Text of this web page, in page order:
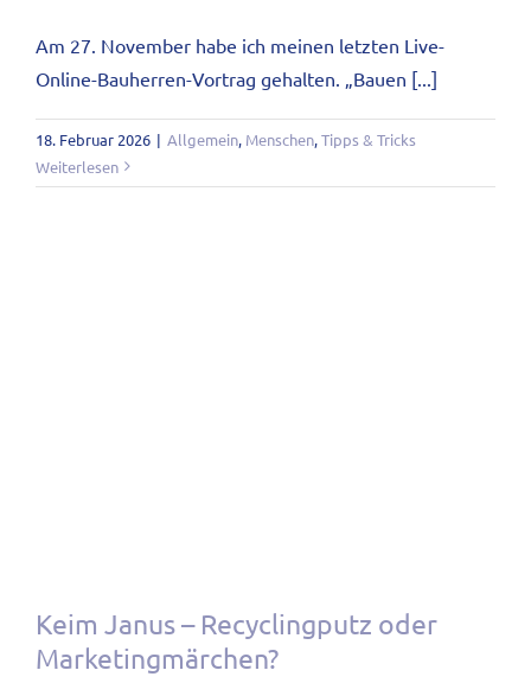
Am 27. November habe ich meinen letzten Live-
Online-Bauherren-Vortrag gehalten. „Bauen [...]
18. Februar 2026 | Allgemein, Menschen,Tipps & Tricks
Weiterlesen
Keim Janus – Recyclingputz oder
Marketingmärchen?